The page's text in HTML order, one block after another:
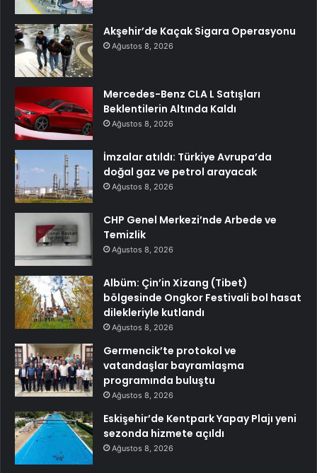
Akşehir’de Kaçak Sigara Operasyonu
Ağustos 8, 2026
Mercedes-Benz CLA L Satışları
Beklentilerin Altında Kaldı
Ağustos 8, 2026
İmzalar atıldı: Türkiye Avrupa’da
doğal gaz ve petrol arayacak
Ağustos 8, 2026
CHP Genel Merkezi’nde Arbede ve
Temizlik
Ağustos 8, 2026
Albüm: Çin’in Xizang (Tibet)
bölgesinde Ongkor Festivali bol hasat
dilekleriyle kutlandı
Ağustos 8, 2026
Germencik’te protokol ve
vatandaşlar bayramlaşma
programında buluştu
Ağustos 8, 2026
Eskişehir’de Kentpark Yapay Plajı yeni
sezonda hizmete açıldı
Ağustos 8, 2026